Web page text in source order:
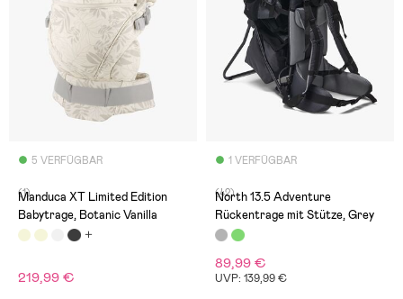
5 VERFÜGBAR
(1)
Manduca XT Limited Edition
Babytrage, Botanic Vanilla
219,99 €
1 VERFÜGBAR
(42)
North 13.5 Adventure
Rückentrage mit Stütze, Grey
89,99 €
UVP: 139,99 €